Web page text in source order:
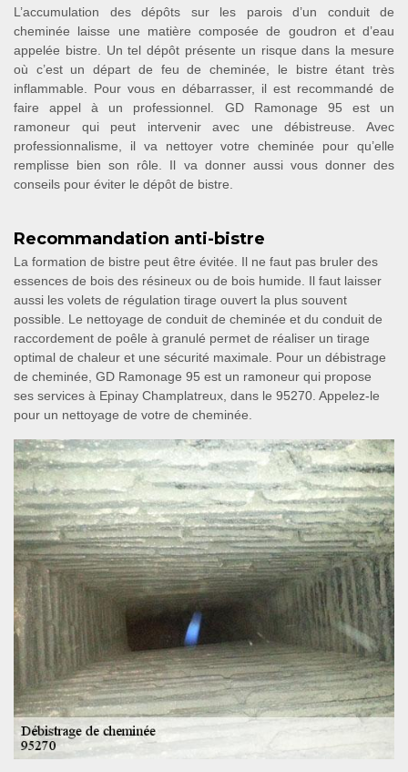
L’accumulation des dépôts sur les parois d’un conduit de
cheminée laisse une matière composée de goudron et d’eau
appelée bistre. Un tel dépôt présente un risque dans la mesure
où c’est un départ de feu de cheminée, le bistre étant très
inflammable. Pour vous en débarrasser, il est recommandé de
faire appel à un professionnel. GD Ramonage 95 est un
ramoneur qui peut intervenir avec une débistreuse. Avec
professionnalisme, il va nettoyer votre cheminée pour qu’elle
remplisse bien son rôle. Il va donner aussi vous donner des
conseils pour éviter le dépôt de bistre.
Recommandation anti-bistre
La formation de bistre peut être évitée. Il ne faut pas bruler des
essences de bois des résineux ou de bois humide. Il faut laisser
aussi les volets de régulation tirage ouvert la plus souvent
possible. Le nettoyage de conduit de cheminée et du conduit de
raccordement de poêle à granulé permet de réaliser un tirage
optimal de chaleur et une sécurité maximale. Pour un débistrage
de cheminée, GD Ramonage 95 est un ramoneur qui propose
ses services à Epinay Champlatreux, dans le 95270. Appelez-le
pour un nettoyage de votre de cheminée.